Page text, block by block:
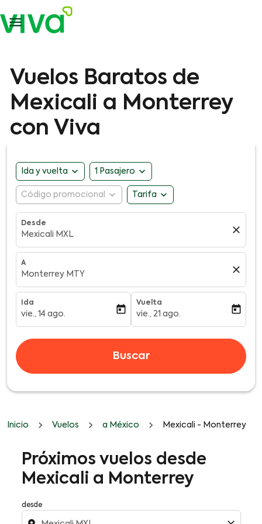

Vuelos Baratos de
Mexicali a Monterrey
con Viva
Ida y vuelta expand_more 1 Pasajero expand_more
Código promocional expand_more Tarifa expand_more
Desde
Mexicali MXL close
A
Monterrey MTY close
Ida
fc-booking-departure-date-aria-label
vie., 14 ago. today
Vuelta
fc-booking-return-date-aria-
vie., 21 ago. today
Buscar
Inicio Vuelos a México Mexicali - Monterrey
Próximos vuelos desde
Mexicali a Monterrey
desde